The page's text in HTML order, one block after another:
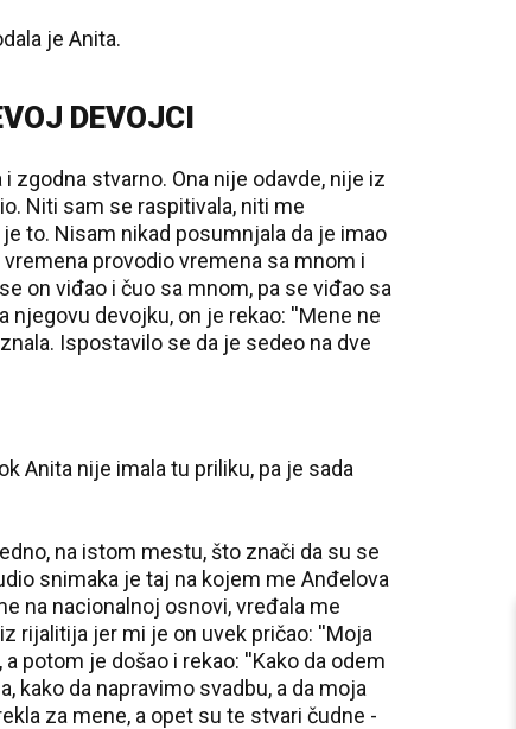
je Anita.
DEVOJCI
zgodna stvarno. Ona nije odavde, nije iz
Niti sam se raspitivala, niti me
to. Nisam nikad posumnjala da je imao
provodio vremena sa mnom i
on viđao i čuo sa mnom, pa se viđao sa
njegovu devojku, on je rekao: ''Mene ne
Ispostavilo se da je sedeo na dve
Anita nije imala tu priliku, pa je sada
na istom mestu, što znači da su se
snimaka je taj na kojem me Anđelova
na nacionalnoj osnovi, vređala me
rijalitija jer mi je on uvek pričao: ''Moja
potom je došao i rekao: ''Kako da odem
kako da napravimo svadbu, a da moja
za mene, a opet su te stvari čudne -
Loznica
36 °C